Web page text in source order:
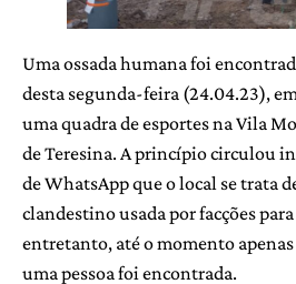
Uma ossada humana foi
desta segunda-feira (24.04.23),
uma quadra de esportes na Vila
de Teresina. A princípio circulou
de WhatsApp que o local se trata
clandestino usada por facções
entretanto, até o momento
uma pessoa foi encontrada.